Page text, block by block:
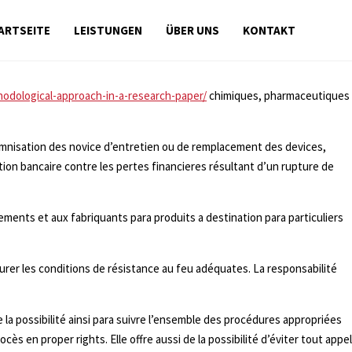
LEISTUNGEN ÜBER UNS KONTAKT
approach-in-a-research-paper/chimiques, pharmaceutiques
des novice d’entretien ou de remplacement des devices,
bancaire contre les pertes financieres résultant d’un rupture de
et aux fabriquants para produits a destination para particuliers
les conditions de résistance au feu adéquates. La responsabilité
possibilité ainsi para suivre l’ensemble des procédures appropriées
en proper rights. Elle offre aussi de la possibilité d’éviter tout appel